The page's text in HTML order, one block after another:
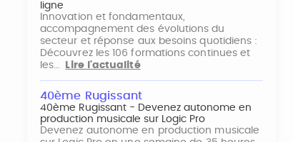
ligne
Innovation et fondamentaux,
accompagnement des évolutions du
secteur et réponse aux besoins quotidiens :
Découvrez les 106 formations continues et
les…
Lire l'actualité
40ème Rugissant
40ème Rugissant - Devenez autonome en
production musicale sur Logic Pro
Devenez autonome en production musicale